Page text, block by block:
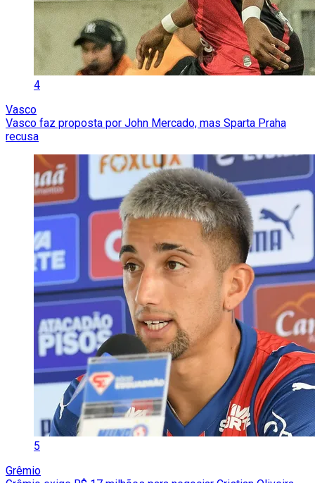
4
Vasco
Vasco faz proposta por John Mercado, mas Sparta Praha
recusa
5
Grêmio